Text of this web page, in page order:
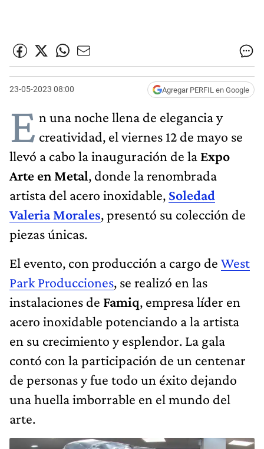
23-05-2023 08:00 Agregar PERFIL en Google
E n una noche llena de elegancia y
creatividad, el viernes 12 de mayo se
llevó a cabo la inauguración de la Expo
Arte en Metal, donde la renombrada
artista del acero inoxidable, Soledad
Valeria Morales, presentó su colección de
piezas únicas.
El evento, con producción a cargo de West
Park Producciones, se realizó en las
instalaciones de Famiq, empresa líder en
acero inoxidable potenciando a la artista
en su crecimiento y esplendor. La gala
contó con la participación de un centenar
de personas y fue todo un éxito dejando
una huella imborrable en el mundo del
arte.